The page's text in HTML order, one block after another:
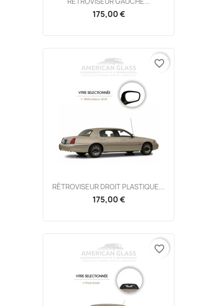
175,00 €
RÉTROVISEUR DROIT PLASTIQUE...
175,00 €
favorite_border
favorite_border